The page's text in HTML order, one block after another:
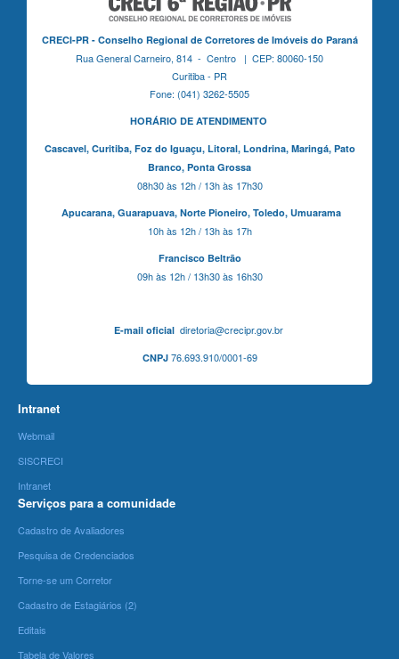
CRECI-PR - Conselho Regional de Corretores de Imóveis do Paraná
Rua General Carneiro, 814 - Centro | CEP: 80060-150
Curitiba - PR
Fone: (041) 3262-5505
HORÁRIO DE ATENDIMENTO
Cascavel, Curitiba,Foz do Iguaçu, Litoral, Londrina, Maringá, Pato
Branco, Ponta Grossa
08h30 às 12h / 13h às 17h30
Apucarana, Guarapuava, Norte Pioneiro, Toledo, Umuarama
10h às 12h / 13h às 17h
Francisco Beltrão
09h às 12h / 13h30 às 16h30
E-mail oficialdiretoria@crecipr.gov.br
CNPJ76.693.910/0001-69
Intranet
Webmail
SISCRECI
Intranet
Serviços para a comunidade
Cadastro de Avaliadores
Pesquisa de Credenciados
Torne-se um Corretor
Cadastro de Estagiários (2)
Editais
Tabela de Valores